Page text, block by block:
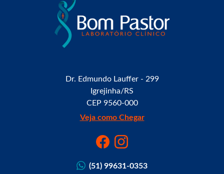
Dr. Edmundo Lauffer - 299
Igrejinha/RS
CEP 9560-000
Veja como Chegar
(51) 99631-0353